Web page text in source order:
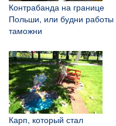
Контрабанда на границе
Польши, или будни работы
таможни
Карп, который стал